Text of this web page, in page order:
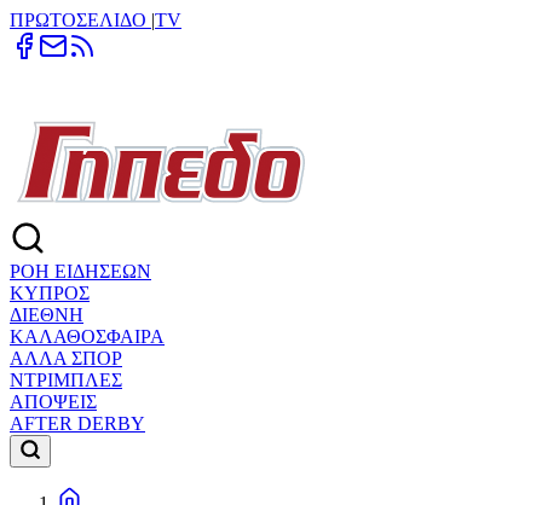
ΠΡΩΤΟΣΕΛΙΔΟ |TV
ΡΟΗ ΕΙΔΗΣΕΩΝ
ΚΥΠΡΟΣ
ΔΙΕΘΝΗ
ΚΑΛΑΘΟΣΦΑΙΡΑ
ΑΛΛΑ ΣΠΟΡ
ΝΤΡΙΜΠΛΕΣ
ΑΠΟΨΕΙΣ
AFTER DERBY